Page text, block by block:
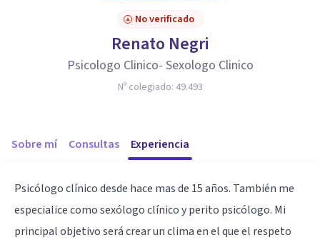
No verificado
Renato Negri
Psicologo Clinico- Sexologo Clinico
Nº colegiado: 49.493
Sobre mí Consultas Experiencia
Psicólogo clínico desde hace mas de 15 años. También me
especialice como sexólogo clínico y perito psicólogo. Mi
principal objetivo será crear un clima en el que el respeto